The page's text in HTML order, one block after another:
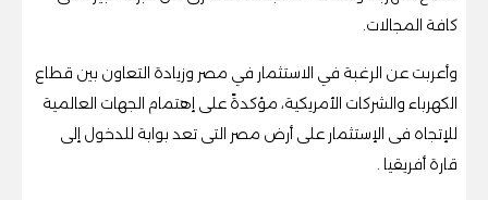
كافة المجالات.
وأعربت عن الرغبة في الاستثمار في مصر وزيادة التعاون بين قطاع
الكهرباء والشركات الأمريكية، مؤكدةً على إهتمام الجهات العالمية
للإتجاه فى الإستثمار على أرض مصر التى تعد بوابة للدخول إلى
قارة أفريقيا .